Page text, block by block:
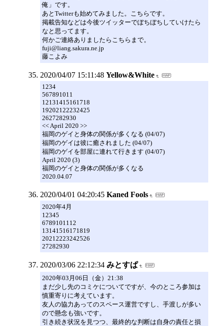
俺」です。
あとTwitterも始めてみました。こちらです。
掲載告知などは今後ツイッターでぼちぼちしていけたら
なと思ってます。
何かご連絡ありましたらこちらまで。
fuji@liang.sakura.ne.jp
藤こよみ
2020/04/07 15:11:48 Yellow&White
1234
567891011
12131415161718
19202122232425
2627282930
<< April 2020 >>
福岡のゲイと身体の関係が多くなる (04/07)
福岡のゲイは彼に癒されました (04/07)
福岡のゲイを部屋に連れて行きます (04/07)
April 2020 (3)
福岡のゲイと身体の関係が多くなる
2020.04.07
2020/04/01 04:20:45 Kaned Fools
2020年4月
12345
6789101112
13141516171819
20212223242526
27282930
2020/03/06 22:12:34 みとすぱ
2020年03月06日（金）21:38
まだ少し先のコミケについてですが、今のところ参加は
慎重寄りに考えています。
友人の協力あってのスペース運営ですし、手渡しが多い
ので懸念も強いです。
引き続き状況を見つつ、最終的な判断は自身の責任と損